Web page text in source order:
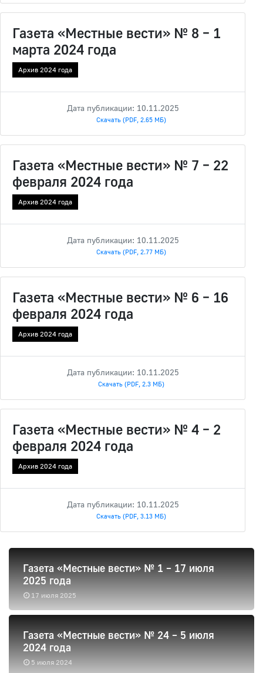
Газета «Местные вести» № 8 – 1
марта 2024 года
Архив 2024 года
Дата публикации: 10.11.2025
Скачать (PDF, 2.65 МБ)
Газета «Местные вести» № 7 – 22
февраля 2024 года
Архив 2024 года
Дата публикации: 10.11.2025
Скачать (PDF, 2.77 МБ)
Газета «Местные вести» № 6 – 16
февраля 2024 года
Архив 2024 года
Дата публикации: 10.11.2025
Скачать (PDF, 2.3 МБ)
Газета «Местные вести» № 4 – 2
февраля 2024 года
Архив 2024 года
Дата публикации: 10.11.2025
Скачать (PDF, 3.13 МБ)
17 июля 2025
Газета «Местные вести» № 1 – 17 июля
2025 года
5 июля 2024
Газета «Местные вести» № 24 – 5 июля
2024 года